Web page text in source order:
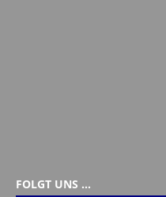
FOLGT UNS …